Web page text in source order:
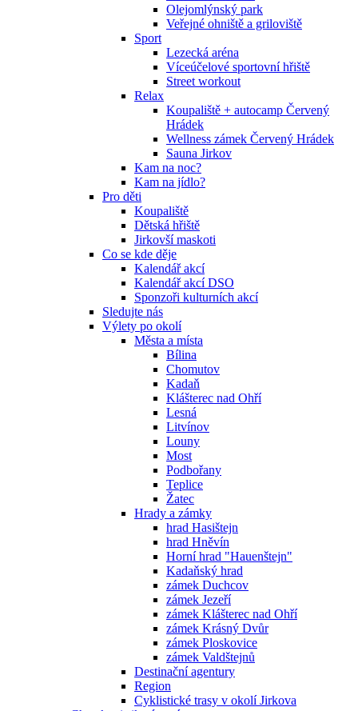
Olejomlýnský park
Veřejné ohniště a griloviště
Sport
Lezecká aréna
Víceúčelové sportovní hřiště
Street workout
Relax
Koupaliště + autocamp Červený
Hrádek
Wellness zámek Červený Hrádek
Sauna Jirkov
Kam na noc?
Kam na jídlo?
Pro děti
Koupaliště
Dětská hřiště
Jirkovší maskoti
Co se kde děje
Kalendář akcí
Kalendář akcí DSO
Sponzoři kulturních akcí
Sledujte nás
Výlety po okolí
Města a místa
Bílina
Chomutov
Kadaň
Klášterec nad Ohří
Lesná
Litvínov
Louny
Most
Podbořany
Teplice
Žatec
Hrady a zámky
hrad Hasištejn
hrad Hněvín
Horní hrad "Hauenštejn"
Kadaňský hrad
zámek Duchcov
zámek Jezeří
zámek Klášterec nad Ohří
zámek Krásný Dvůr
zámek Ploskovice
zámek Valdštejnů
Destinační agentury
Region
Cyklistické trasy v okolí Jirkova